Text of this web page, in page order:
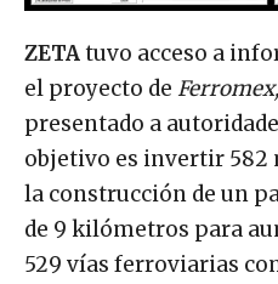
ZETAtuvo acceso a
el proyecto de Ferromex,
presentado a
objetivo es invertir 582
la construcción de un
de 9 kilómetros para
529 vías ferroviarias